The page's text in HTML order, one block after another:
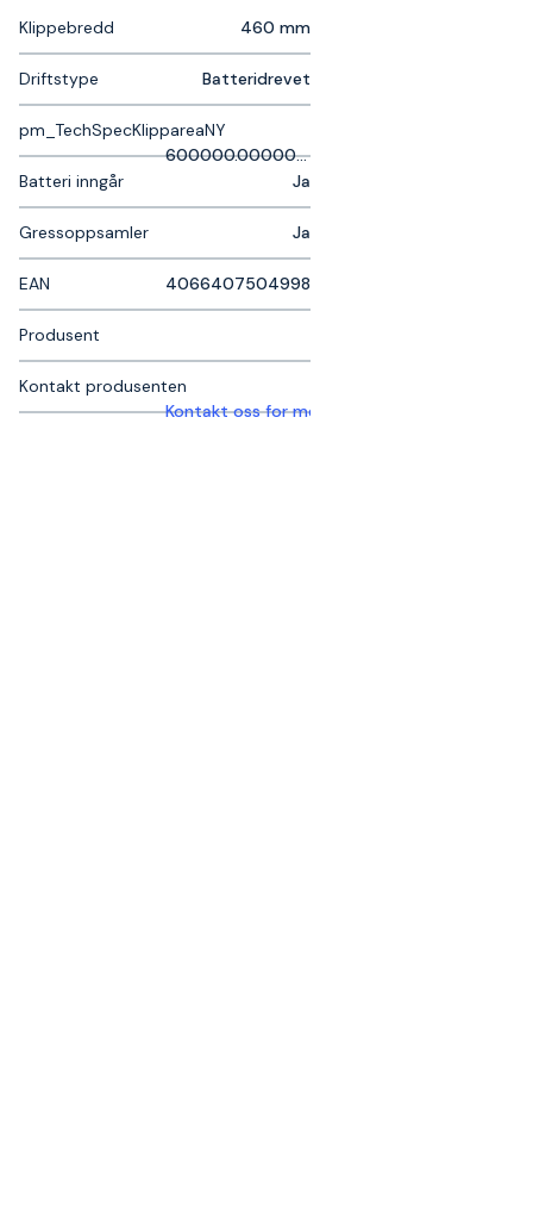
Klippebredd 460 mm
Driftstype Batteridrevet
pm_TechSpecKlippareaNY
600000.000000 unece.unit.MMK
Batteri inngår
Ja
Gressoppsamler Ja
EAN 4066407504998
Produsent
Kontakt produsenten
Kontakt oss for mer informasjon